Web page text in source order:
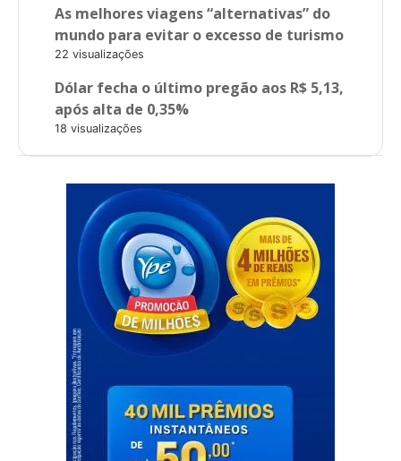
As melhores viagens “alternativas” do
mundo para evitar o excesso de turismo
22 visualizações
Dólar fecha o último pregão aos R$ 5,13,
após alta de 0,35%
18 visualizações